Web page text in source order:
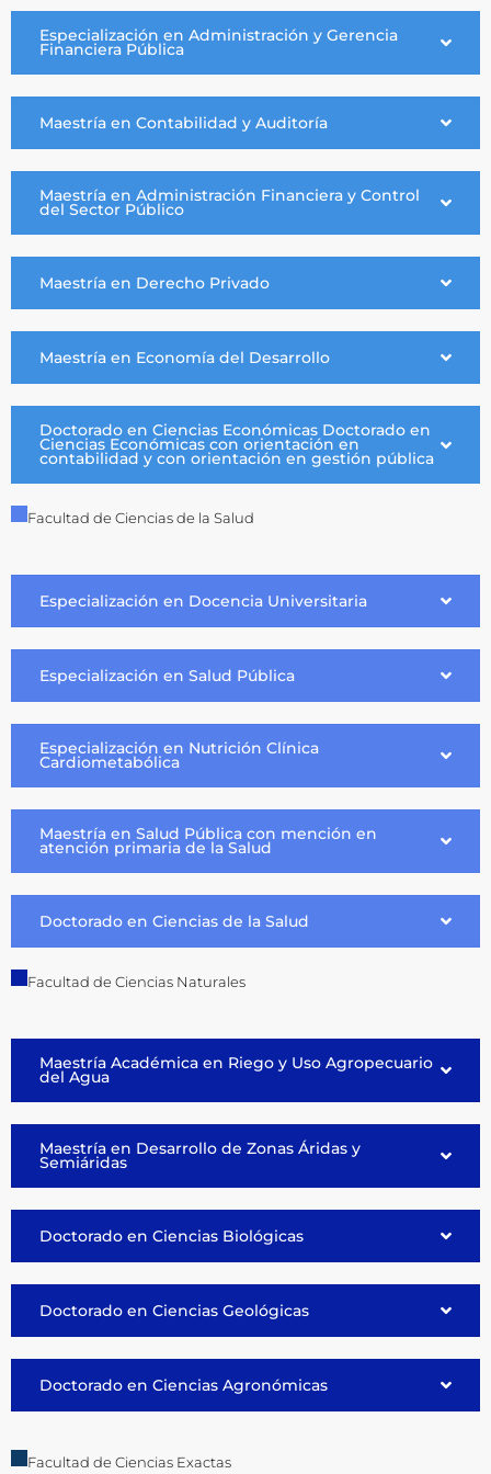
Especialización en Administración y Gerencia
Financiera Pública
Maestría en Contabilidad y Auditoría
Maestría en Administración Financiera y Control
del Sector Público
Maestría en Derecho Privado
Maestría en Economía del Desarrollo
Doctorado en Ciencias Económicas Doctorado en
Ciencias Económicas con orientación en
contabilidad y con orientación en gestión pública
Facultad de Ciencias de la Salud
Especialización en Docencia Universitaria
Especialización en Salud Pública
Especialización en Nutrición Clínica
Cardiometabólica
Maestría en Salud Pública con mención en
atención primaria de la Salud
Doctorado en Ciencias de la Salud
Facultad de Ciencias Naturales
Maestría Académica en Riego y Uso Agropecuario
del Agua
Maestría en Desarrollo de Zonas Áridas y
Semiáridas
Doctorado en Ciencias Biológicas
Doctorado en Ciencias Geológicas
Doctorado en Ciencias Agronómicas
Facultad de Ciencias Exactas